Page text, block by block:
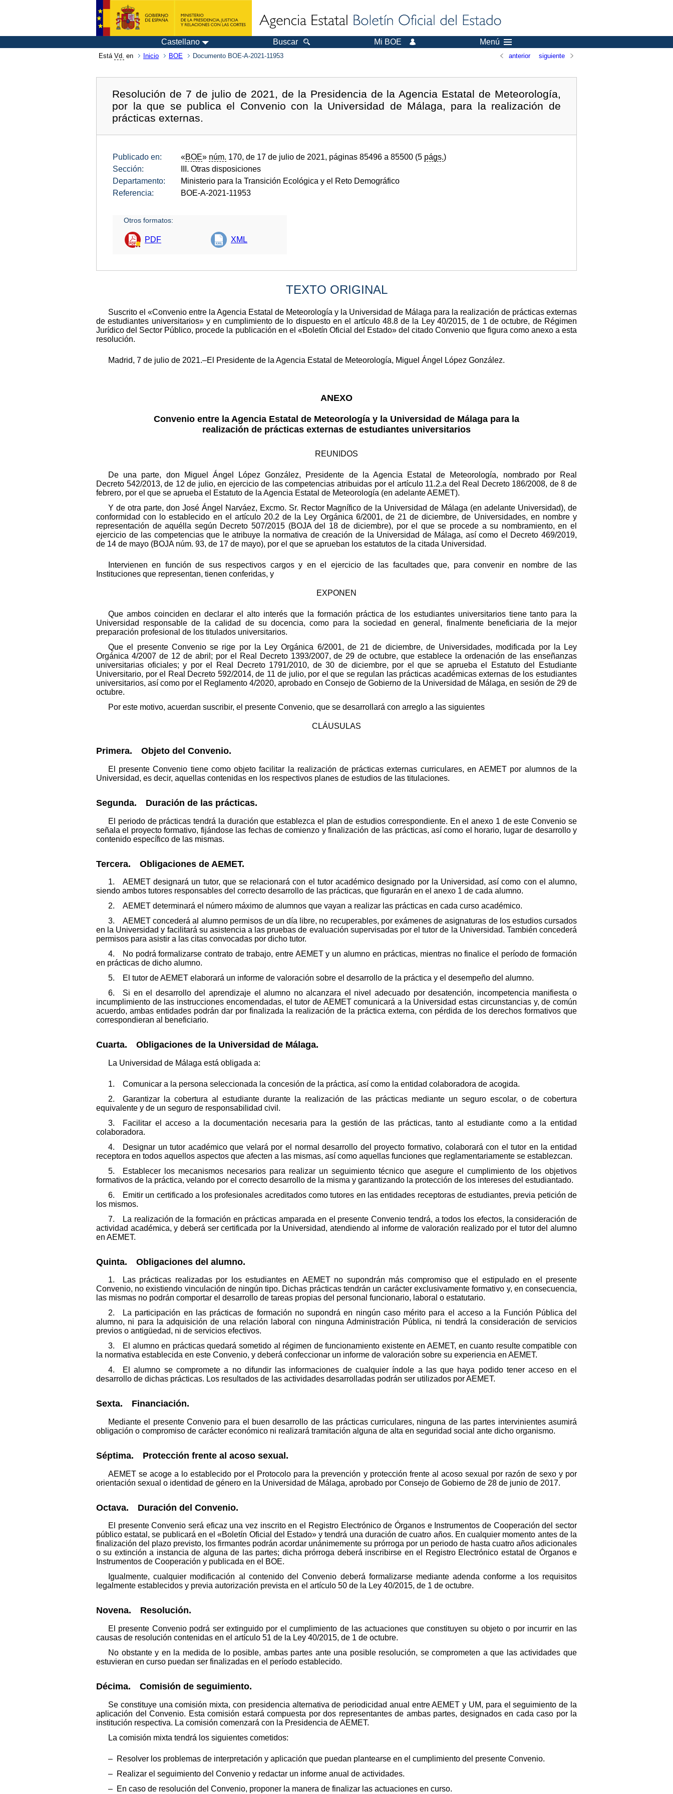
Castellano Buscar Mi BOE Menú
Está Vd. en Inicio BOE Documento BOE-A-2021-11953 anterior siguiente
Resolución de 7 de julio de 2021, de la Presidencia de la Agencia Estatal de Meteorología,
por la que se publica el Convenio con la Universidad de Málaga, para la realización de
prácticas externas.
Publicado en: «BOE» núm. 170, de 17 de julio de 2021, páginas 85496 a 85500 (5 págs.)
Sección:
III. Otras disposiciones
Departamento:
Ministerio para la Transición Ecológica y el Reto Demográfico
Referencia:
BOE-A-2021-11953
Otros formatos:
PDF XML
TEXTO ORIGINAL
Suscrito el «Convenio entre la Agencia Estatal de Meteorología y la Universidad de Málaga para la realización de prácticas externas
de estudiantes universitarios» y en cumplimiento de lo dispuesto en el artículo 48.8 de la Ley 40/2015, de 1 de octubre, de Régimen
Jurídico del Sector Público, procede la publicación en el «Boletín Oficial del Estado» del citado Convenio que figura como anexo a esta
resolución.
Madrid, 7 de julio de 2021.–El Presidente de la Agencia Estatal de Meteorología, Miguel Ángel López González.
ANEXO
Convenio entre la Agencia Estatal de Meteorología y la Universidad de Málaga para la
realización de prácticas externas de estudiantes universitarios
REUNIDOS
De una parte, don Miguel Ángel López González, Presidente de la Agencia Estatal de Meteorología, nombrado por Real
Decreto 542/2013, de 12 de julio, en ejercicio de las competencias atribuidas por el artículo 11.2.a del Real Decreto 186/2008, de 8 de
febrero, por el que se aprueba el Estatuto de la Agencia Estatal de Meteorología (en adelante AEMET).
Y de otra parte, don José Ángel Narváez, Excmo. Sr. Rector Magnífico de la Universidad de Málaga (en adelante Universidad), de
conformidad con lo establecido en el artículo 20.2 de la Ley Orgánica 6/2001, de 21 de diciembre, de Universidades, en nombre y
representación de aquélla según Decreto 507/2015 (BOJA del 18 de diciembre), por el que se procede a su nombramiento, en el
ejercicio de las competencias que le atribuye la normativa de creación de la Universidad de Málaga, así como el Decreto 469/2019,
de 14 de mayo (BOJA núm. 93, de 17 de mayo), por el que se aprueban los estatutos de la citada Universidad.
Intervienen en función de sus respectivos cargos y en el ejercicio de las facultades que, para convenir en nombre de las
Instituciones que representan, tienen conferidas, y
EXPONEN
Que ambos coinciden en declarar el alto interés que la formación práctica de los estudiantes universitarios tiene tanto para la
Universidad responsable de la calidad de su docencia, como para la sociedad en general, finalmente beneficiaria de la mejor
preparación profesional de los titulados universitarios.
Que el presente Convenio se rige por la Ley Orgánica 6/2001, de 21 de diciembre, de Universidades, modificada por la Ley
Orgánica 4/2007 de 12 de abril; por el Real Decreto 1393/2007, de 29 de octubre, que establece la ordenación de las enseñanzas
universitarias oficiales; y por el Real Decreto 1791/2010, de 30 de diciembre, por el que se aprueba el Estatuto del Estudiante
Universitario, por el Real Decreto 592/2014, de 11 de julio, por el que se regulan las prácticas académicas externas de los estudiantes
universitarios, así como por el Reglamento 4/2020, aprobado en Consejo de Gobierno de la Universidad de Málaga, en sesión de 29 de
octubre.
Por este motivo, acuerdan suscribir, el presente Convenio, que se desarrollará con arreglo a las siguientes
CLÁUSULAS
Primera. Objeto del Convenio.
El presente Convenio tiene como objeto facilitar la realización de prácticas externas curriculares, en AEMET por alumnos de la
Universidad, es decir, aquellas contenidas en los respectivos planes de estudios de las titulaciones.
Segunda. Duración de las prácticas.
El periodo de prácticas tendrá la duración que establezca el plan de estudios correspondiente. En el anexo 1 de este Convenio se
señala el proyecto formativo, fijándose las fechas de comienzo y finalización de las prácticas, así como el horario, lugar de desarrollo y
contenido específico de las mismas.
Tercera. Obligaciones de AEMET.
1. AEMET designará un tutor, que se relacionará con el tutor académico designado por la Universidad, así como con el alumno,
siendo ambos tutores responsables del correcto desarrollo de las prácticas, que figurarán en el anexo 1 de cada alumno.
2. AEMET determinará el número máximo de alumnos que vayan a realizar las prácticas en cada curso académico.
3. AEMET concederá al alumno permisos de un día libre, no recuperables, por exámenes de asignaturas de los estudios cursados
en la Universidad y facilitará su asistencia a las pruebas de evaluación supervisadas por el tutor de la Universidad. También concederá
permisos para asistir a las citas convocadas por dicho tutor.
4. No podrá formalizarse contrato de trabajo, entre AEMET y un alumno en prácticas, mientras no finalice el período de formación
en prácticas de dicho alumno.
5. El tutor de AEMET elaborará un informe de valoración sobre el desarrollo de la práctica y el desempeño del alumno.
6. Si en el desarrollo del aprendizaje el alumno no alcanzara el nivel adecuado por desatención, incompetencia manifiesta o
incumplimiento de las instrucciones encomendadas, el tutor de AEMET comunicará a la Universidad estas circunstancias y, de común
acuerdo, ambas entidades podrán dar por finalizada la realización de la práctica externa, con pérdida de los derechos formativos que
correspondieran al beneficiario.
Cuarta. Obligaciones de la Universidad de Málaga.
La Universidad de Málaga está obligada a:
1. Comunicar a la persona seleccionada la concesión de la práctica, así como la entidad colaboradora de acogida.
2. Garantizar la cobertura al estudiante durante la realización de las prácticas mediante un seguro escolar, o de cobertura
equivalente y de un seguro de responsabilidad civil.
3. Facilitar el acceso a la documentación necesaria para la gestión de las prácticas, tanto al estudiante como a la entidad
colaboradora.
4. Designar un tutor académico que velará por el normal desarrollo del proyecto formativo, colaborará con el tutor en la entidad
receptora en todos aquellos aspectos que afecten a las mismas, así como aquellas funciones que reglamentariamente se establezcan.
5. Establecer los mecanismos necesarios para realizar un seguimiento técnico que asegure el cumplimiento de los objetivos
formativos de la práctica, velando por el correcto desarrollo de la misma y garantizando la protección de los intereses del estudiantado.
6. Emitir un certificado a los profesionales acreditados como tutores en las entidades receptoras de estudiantes, previa petición de
los mismos.
7. La realización de la formación en prácticas amparada en el presente Convenio tendrá, a todos los efectos, la consideración de
actividad académica, y deberá ser certificada por la Universidad, atendiendo al informe de valoración realizado por el tutor del alumno
en AEMET.
Quinta. Obligaciones del alumno.
1. Las prácticas realizadas por los estudiantes en AEMET no supondrán más compromiso que el estipulado en el presente
Convenio, no existiendo vinculación de ningún tipo. Dichas prácticas tendrán un carácter exclusivamente formativo y, en consecuencia,
las mismas no podrán comportar el desarrollo de tareas propias del personal funcionario, laboral o estatutario.
2. La participación en las prácticas de formación no supondrá en ningún caso mérito para el acceso a la Función Pública del
alumno, ni para la adquisición de una relación laboral con ninguna Administración Pública, ni tendrá la consideración de servicios
previos o antigüedad, ni de servicios efectivos.
3. El alumno en prácticas quedará sometido al régimen de funcionamiento existente en AEMET, en cuanto resulte compatible con
la normativa establecida en este Convenio, y deberá confeccionar un informe de valoración sobre su experiencia en AEMET.
4. El alumno se compromete a no difundir las informaciones de cualquier índole a las que haya podido tener acceso en el
desarrollo de dichas prácticas. Los resultados de las actividades desarrolladas podrán ser utilizados por AEMET.
Sexta. Financiación.
Mediante el presente Convenio para el buen desarrollo de las prácticas curriculares, ninguna de las partes intervinientes asumirá
obligación o compromiso de carácter económico ni realizará tramitación alguna de alta en seguridad social ante dicho organismo.
Séptima. Protección frente al acoso sexual.
AEMET se acoge a lo establecido por el Protocolo para la prevención y protección frente al acoso sexual por razón de sexo y por
orientación sexual o identidad de género en la Universidad de Málaga, aprobado por Consejo de Gobierno de 28 de junio de 2017.
Octava. Duración del Convenio.
El presente Convenio será eficaz una vez inscrito en el Registro Electrónico de Órganos e Instrumentos de Cooperación del sector
público estatal, se publicará en el «Boletín Oficial del Estado» y tendrá una duración de cuatro años. En cualquier momento antes de la
finalización del plazo previsto, los firmantes podrán acordar unánimemente su prórroga por un periodo de hasta cuatro años adicionales
o su extinción a instancia de alguna de las partes; dicha prórroga deberá inscribirse en el Registro Electrónico estatal de Órganos e
Instrumentos de Cooperación y publicada en el BOE.
Igualmente, cualquier modificación al contenido del Convenio deberá formalizarse mediante adenda conforme a los requisitos
legalmente establecidos y previa autorización prevista en el artículo 50 de la Ley 40/2015, de 1 de octubre.
Novena. Resolución.
El presente Convenio podrá ser extinguido por el cumplimiento de las actuaciones que constituyen su objeto o por incurrir en las
causas de resolución contenidas en el artículo 51 de la Ley 40/2015, de 1 de octubre.
No obstante y en la medida de lo posible, ambas partes ante una posible resolución, se comprometen a que las actividades que
estuvieran en curso puedan ser finalizadas en el período establecido.
Décima. Comisión de seguimiento.
Se constituye una comisión mixta, con presidencia alternativa de periodicidad anual entre AEMET y UM, para el seguimiento de la
aplicación del Convenio. Esta comisión estará compuesta por dos representantes de ambas partes, designados en cada caso por la
institución respectiva. La comisión comenzará con la Presidencia de AEMET.
La comisión mixta tendrá los siguientes cometidos:
– Resolver los problemas de interpretación y aplicación que puedan plantearse en el cumplimiento del presente Convenio.
– Realizar el seguimiento del Convenio y redactar un informe anual de actividades.
– En caso de resolución del Convenio, proponer la manera de finalizar las actuaciones en curso.